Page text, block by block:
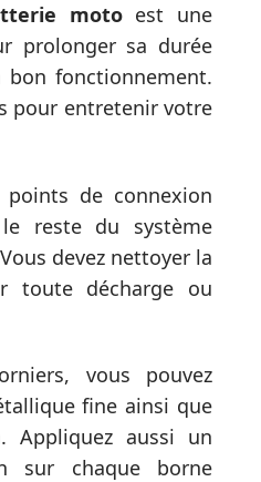
motoest une
prolonger sa durée
fonctionnement.
pour entretenir votre
de connexion
reste du système
devez nettoyer la
toute décharge ou
vous pouvez
fine ainsi que
Appliquez aussi un
sur chaque borne